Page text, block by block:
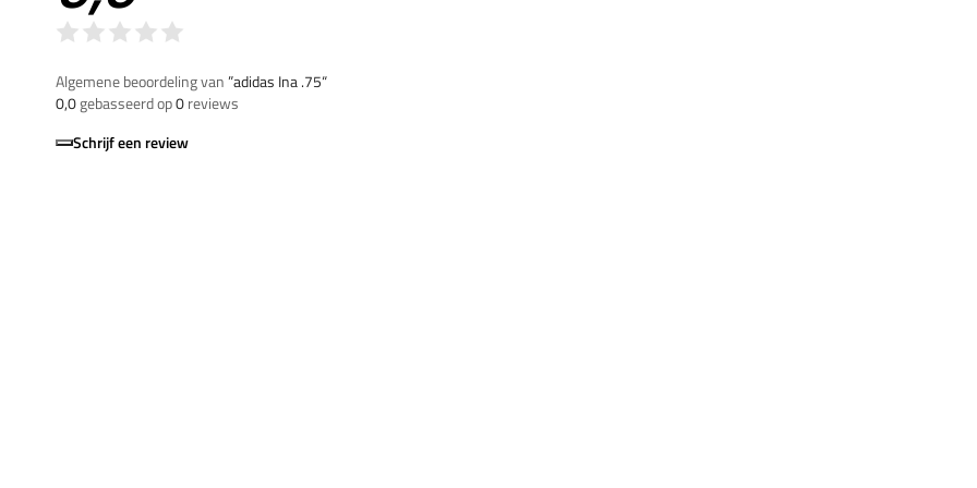
Algemene beoordeling van”adidas Ina .75“
0,0gebasseerd op0reviews
Schrijf een review